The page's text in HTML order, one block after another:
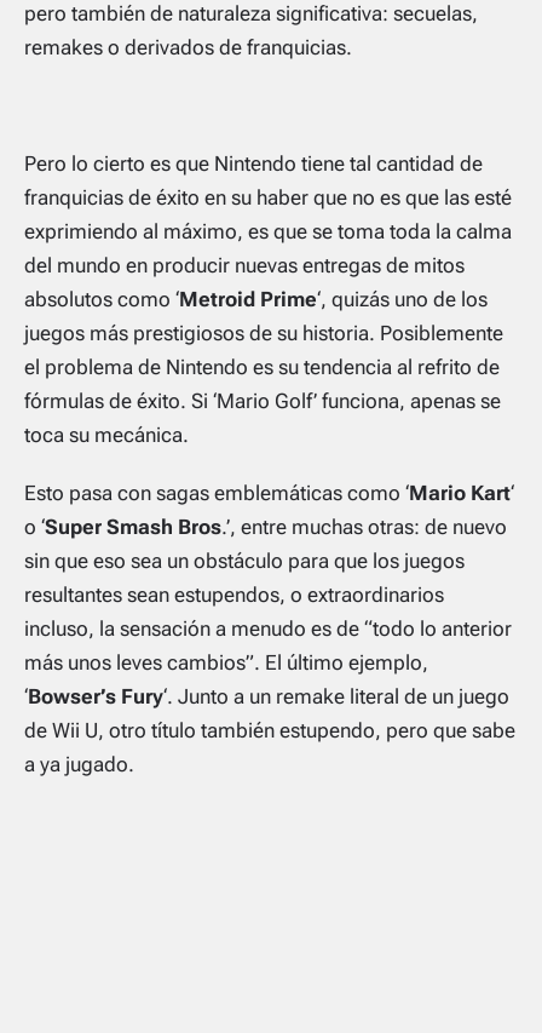
pero también de naturaleza significativa: secuelas,
remakes o derivados de franquicias.
Pero lo cierto es que Nintendo tiene tal cantidad de
franquicias de éxito en su haber que no es que las esté
exprimiendo al máximo, es que se toma toda la calma
del mundo en producir nuevas entregas de mitos
absolutos como ‘Metroid Prime‘, quizás uno de los
juegos más prestigiosos de su historia. Posiblemente
el problema de Nintendo es su tendencia al refrito de
fórmulas de éxito. Si ‘Mario Golf’ funciona, apenas se
toca su mecánica.
Esto pasa con sagas emblemáticas como ‘Mario Kart‘
o ‘Super Smash Bros.’, entre muchas otras: de nuevo
sin que eso sea un obstáculo para que los juegos
resultantes sean estupendos, o extraordinarios
incluso, la sensación a menudo es de “todo lo anterior
más unos leves cambios”. El último ejemplo,
‘Bowser’s Fury‘. Junto a un remake literal de un juego
de Wii U, otro título también estupendo, pero que sabe
a ya jugado.